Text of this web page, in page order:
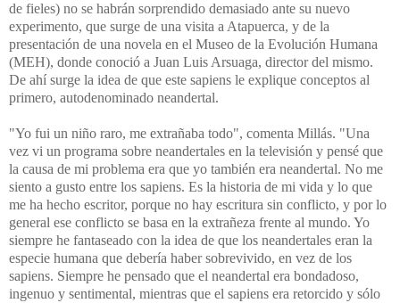
de fieles) no se habrán sorprendido demasiado ante su nuevo
experimento, que surge de una visita a Atapuerca, y de la
presentación de una novela en el Museo de la Evolución Humana
(MEH), donde conoció a Juan Luis Arsuaga, director del mismo.
De ahí surge la idea de que este sapiens le explique conceptos al
primero, autodenominado neandertal.
"Yo fui un niño raro, me extrañaba todo", comenta Millás. "Una
vez vi un programa sobre neandertales en la televisión y pensé que
la causa de mi problema era que yo también era neandertal. No me
siento a gusto entre los sapiens. Es la historia de mi vida y lo que
me ha hecho escritor, porque no hay escritura sin conflicto, y por lo
general ese conflicto se basa en la extrañeza frente al mundo. Yo
siempre he fantaseado con la idea de que los neandertales eran la
especie humana que debería haber sobrevivido, en vez de los
sapiens. Siempre he pensado que el neandertal era bondadoso,
ingenuo y sentimental, mientras que el sapiens era retorcido y sólo